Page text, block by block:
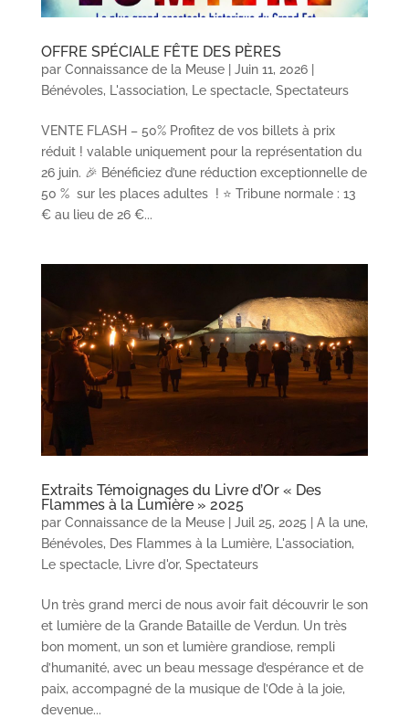
OFFRE SPÉCIALE FÊTE DES PÈRES
par Connaissance de la Meuse| Juin 11, 2026|
Bénévoles, L'association, Le spectacle, Spectateurs
VENTE FLASH – 50% Profitez de vos billets à prix
réduit ! valable uniquement pour la représentation du
26 juin. 🎉 Bénéficiez d’une réduction exceptionnelle de
50 % sur les places adultes ! ⭐ Tribune normale : 13
€ au lieu de 26 €...
Extraits Témoignages du Livre d’Or « Des
Flammes à la Lumière » 2025
par Connaissance de la Meuse| Juil 25, 2025 A la une,
Bénévoles, Des Flammes à la Lumière, L'association,
Le spectacle, Livre d'or, Spectateurs
Un très grand merci de nous avoir fait découvrir le son
et lumière de la Grande Bataille de Verdun. Un très
bon moment, un son et lumière grandiose, rempli
d’humanité, avec un beau message d’espérance et de
paix, accompagné de la musique de l’Ode à la joie,
devenue...